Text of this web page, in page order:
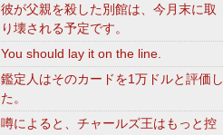
彼が父親を殺した別館は、今月末に取
り壊される予定です。
You should lay it on the line.
鑑定人はそのカードを1万ドルと評価し
た。
噂によると、チャールズ王はもっと控